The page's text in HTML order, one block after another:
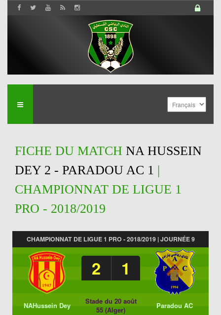
FICHE DU MATCH NA HUSSEIN
DEY 2 - PARADOU AC 1 |
CHAMPIONNAT DE LIGUE 1
PRO - 2018/2019
CHAMPIONNAT DE LIGUE 1 PRO - 2018/2019 | JOURNÉE 9
2 1
NAHussein Dey
Stade du 20 août
55 (Alger)
Paradou AC